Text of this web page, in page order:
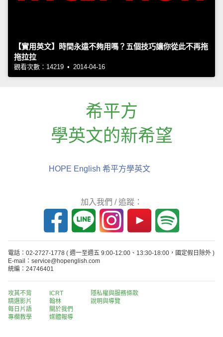
【實用英文】時間永遠不夠用嗎？五個技巧讓你從此不再拖
拖拉拉
觀看次數：14219 • 2014-04-16
希平方
學英文的新希望
HOPE English 希平方學英文
加入我們 / 追蹤：
電話：02-2727-1778 ( 週一至週五 9:00-12:00、13:30-18:00，國定假日除外 )
E-mail：service@hopenglish.com
統編：24746401
攻其不背
精選影片
每日片語
專欄教學
ICRT
翰林
關於我們
媒體報導
隱私權與服務條款
說明與導覽